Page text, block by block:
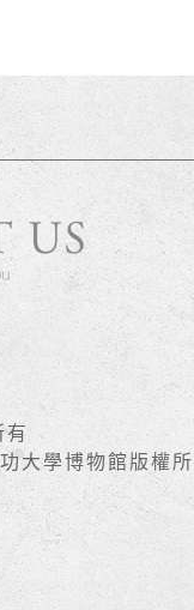
有
大學博物館版權